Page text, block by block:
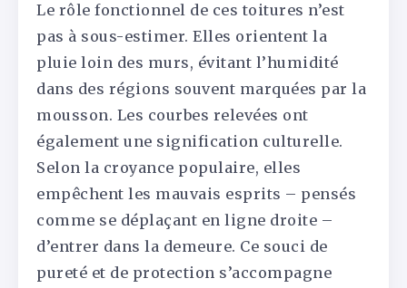
Le rôle fonctionnel de ces toitures n’est
pas à sous-estimer. Elles orientent la
pluie loin des murs, évitant l’humidité
dans des régions souvent marquées par la
mousson. Les courbes relevées ont
également une signification culturelle.
Selon la croyance populaire, elles
empêchent les mauvais esprits – pensés
comme se déplaçant en ligne droite –
d’entrer dans la demeure. Ce souci de
pureté et de protection s’accompagne